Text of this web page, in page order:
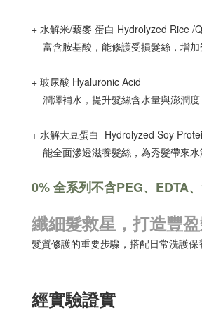
+ 水解米/藜麥 蛋白 Hydrolyzed Rice /
富含胺基酸，能修護受損髮絲，增
+ 玻尿酸 Hyaluronic Acid
潤澤補水，提升髮絲含水量與澎潤
+ 水解大豆蛋白 Hydrolyzed Soy
能全面滲透滋養髮絲，為秀髮帶來
0% 全系列不含PEG、EDTA
纖細髮救星，打造豐盈
髮質修護的重要步驟，搭配日常洗護保
經實驗證實